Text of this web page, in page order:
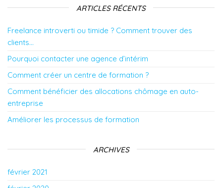
ARTICLES RÉCENTS
Freelance introverti ou timide ? Comment trouver des
clients…
Pourquoi contacter une agence d’intérim
Comment créer un centre de formation ?
Comment bénéficier des allocations chômage en auto-
entreprise
Améliorer les processus de formation
ARCHIVES
février 2021